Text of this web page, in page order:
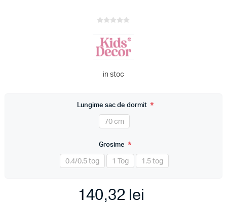
in stoc
Lungime sac de dormit *
70 cm
Grosime *
0.4/0.5 tog 1 Tog 1.5 tog
140,32 lei